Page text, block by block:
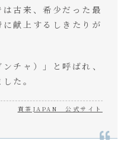
古来、希少だった最
献上するしきたりが
チャ）」と呼ばれ、
た。
貢茶JAPAN 公式サイト